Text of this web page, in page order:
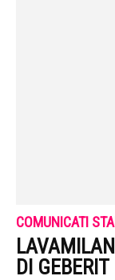
COMUNICATI
DI GEBERIT